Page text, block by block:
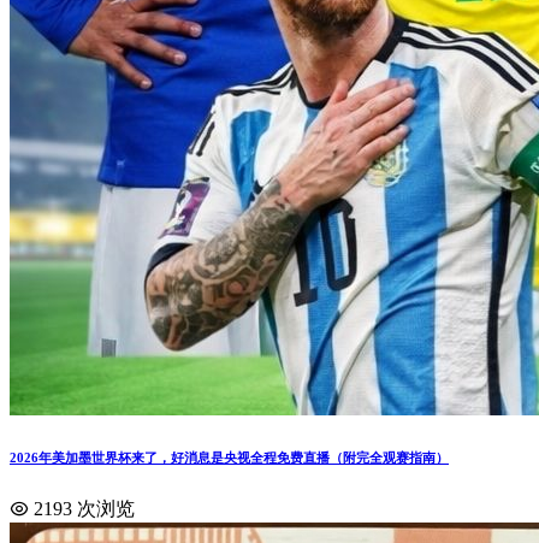
2026年美加墨世界杯来了，好消息是央视全程免费直播（附完全观赛指南）
2193 次浏览